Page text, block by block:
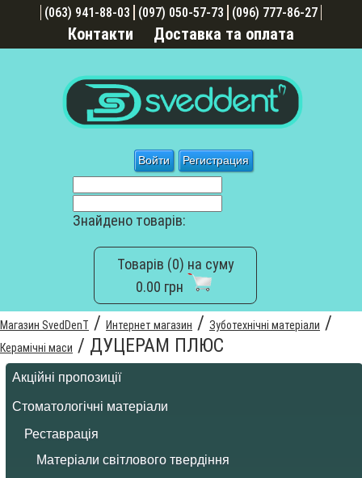
Войти Регистрация
(063) 941-88-03 (097) 050-57-73 (096) 777-86-27
Контакти Доставка та оплата
Знайдено товарів:
Товарів (0) на суму
0.00 грн
Магазин SvedDenT / Интернет магазин / Зуботехнічні матеріали /
Керамічні маси / ДУЦЕРАМ ПЛЮС
Акційні пропозиції
Стоматологічні матеріали
Реставрація
Матеріали світлового твердіння